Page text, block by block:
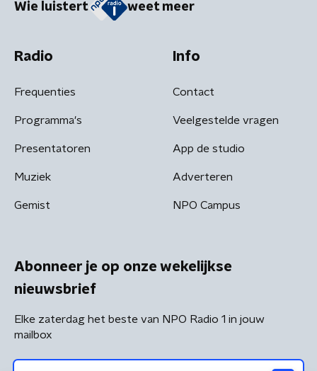
Wie luistert weet meer
Radio
Frequenties
Programma's
Presentatoren
Muziek
Gemist
Info
Contact
Veelgestelde vragen
App de studio
Adverteren
NPO Campus
Abonneer je op onze wekelijkse
nieuwsbrief
Elke zaterdag het beste van NPO Radio 1 in jouw
mailbox